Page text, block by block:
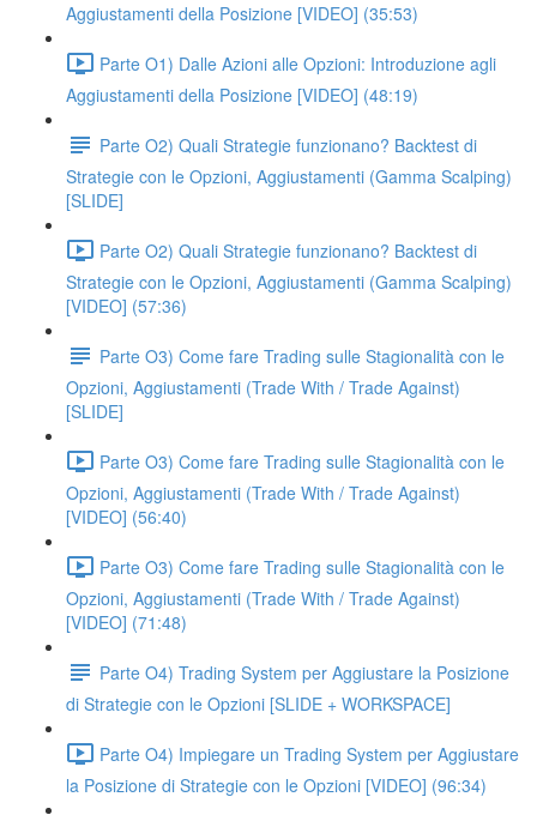
Aggiustamenti della Posizione [VIDEO] (35:53)
Parte O1) Dalle Azioni alle Opzioni: Introduzione agli
Aggiustamenti della Posizione [VIDEO] (48:19)
Parte O2) Quali Strategie funzionano? Backtest di
Strategie con le Opzioni, Aggiustamenti (Gamma Scalping)
[SLIDE]
Parte O2) Quali Strategie funzionano? Backtest di
Strategie con le Opzioni, Aggiustamenti (Gamma Scalping)
[VIDEO] (57:36)
Parte O3) Come fare Trading sulle Stagionalità con le
Opzioni, Aggiustamenti (Trade With / Trade Against)
[SLIDE]
Parte O3) Come fare Trading sulle Stagionalità con le
Opzioni, Aggiustamenti (Trade With / Trade Against)
[VIDEO] (56:40)
Parte O3) Come fare Trading sulle Stagionalità con le
Opzioni, Aggiustamenti (Trade With / Trade Against)
[VIDEO] (71:48)
Parte O4) Trading System per Aggiustare la Posizione
di Strategie con le Opzioni [SLIDE + WORKSPACE]
Parte O4) Impiegare un Trading System per Aggiustare
la Posizione di Strategie con le Opzioni [VIDEO] (96:34)